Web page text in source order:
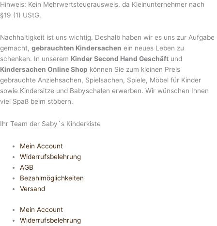
Hinweis: Kein Mehrwertsteuerausweis, da Kleinunternehmer nach
§19 (1) UStG.
Nachhaltigkeit ist uns wichtig. Deshalb haben wir es uns zur Aufgabe
gemacht, gebrauchten Kindersachen ein neues Leben zu
schenken. In unserem Kinder Second Hand Geschäft und
Kindersachen Online Shop können Sie zum kleinen Preis
gebrauchte Anziehsachen, Spiel­sachen, Spiele, Möbel für Kinder
sowie Kindersitze und Babyschalen erwerben. Wir wünschen Ihnen
viel Spaß beim stöbern.
Ihr Team der Saby´s Kinderkiste
Mein Account
Widerrufsbelehrung
AGB
Bezahlmöglichkeiten
Versand
Mein Account
Widerrufsbelehrung